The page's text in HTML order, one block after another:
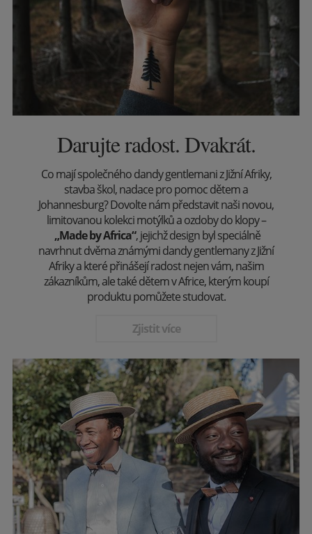
Darujte radost. Dvakrát.
Co mají společného dandy gentlemani z Jižní Afriky,
stavba škol, nadace pro pomoc dětem a
Johannesburg? Dovolte nám představit naši novou,
limitovanou kolekci motýlků a ozdoby do klopy –
„Made by Africa“, jejichž design byl speciálně
navrhnut dvěma známými dandy gentlemany z Jižní
Afriky a které přinášejí radost nejen vám, našim
zákazníkům, ale také dětem v Africe, kterým koupí
produktu pomůžete studovat.
Zjistit více